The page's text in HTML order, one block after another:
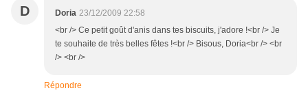
D Doria 23/12/2009 22:58
<br /> Ce petit goût d'anis dans tes biscuits, j'adore !<br /> Je
te souhaite de très belles fêtes !<br /> Bisous, Doria<br /> <br
/> <br />
Répondre